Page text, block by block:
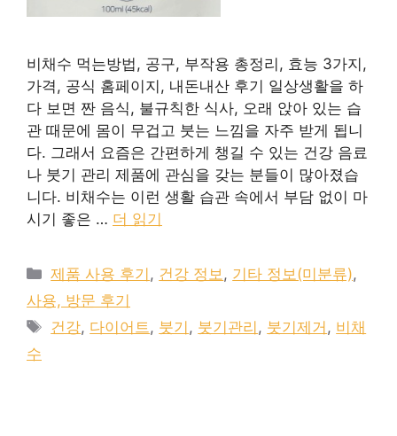
비채수 먹는방법, 공구, 부작용 총정리, 효능 3가지,
가격, 공식 홈페이지, 내돈내산 후기 일상생활을 하
다 보면 짠 음식, 불규칙한 식사, 오래 앉아 있는 습
관 때문에 몸이 무겁고 붓는 느낌을 자주 받게 됩니
다. 그래서 요즘은 간편하게 챙길 수 있는 건강 음료
나 붓기 관리 제품에 관심을 갖는 분들이 많아졌습
니다. 비채수는 이런 생활 습관 속에서 부담 없이 마
시기 좋은 … 더 읽기
카
테
고
리
제품 사용 후기 , 건강 정보 , 기타 정보(미분류),
사용, 방문 후기
태
건강, 다이어트 , 붓기 , 붓기관리 , 붓기제거 , 비채
수